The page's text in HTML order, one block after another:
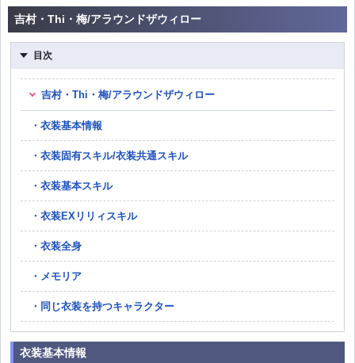
吉村・Thi・梅/アラウンドザウィロー
目次
吉村・Thi・梅/アラウンドザウィロー
衣装基本情報
衣装固有スキル/衣装共通スキル
衣装基本スキル
衣装EXリリィスキル
衣装全身
メモリア
同じ衣装を持つキャラクター
衣装基本情報